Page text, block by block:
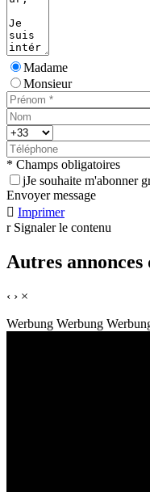
Madame
Monsieur
* Champs obligatoires
jJe souhaite m'abonner
Envoyer message
 Imprimer
r Signaler le contenu
Autres
‹ › ×
Werbung Werbung